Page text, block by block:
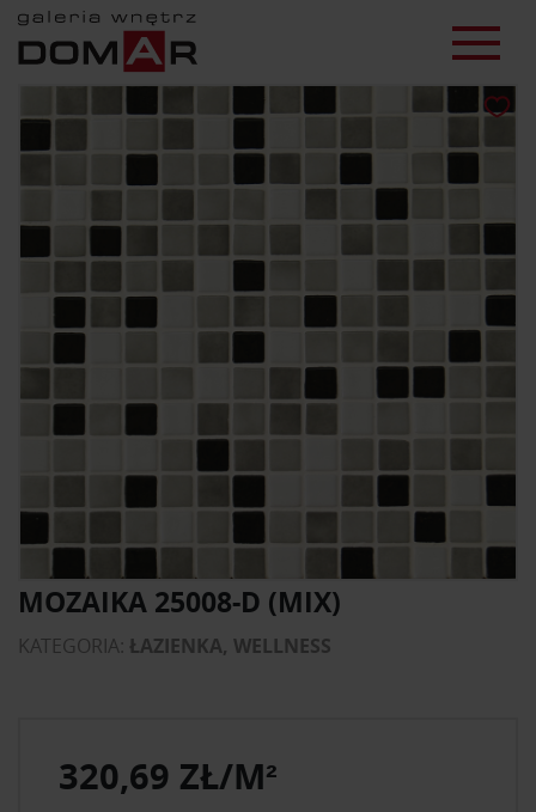
MOZAIKA 25008-D (MIX)
KATEGORIA: ŁAZIENKA, WELLNESS
320,69 ZŁ/M²